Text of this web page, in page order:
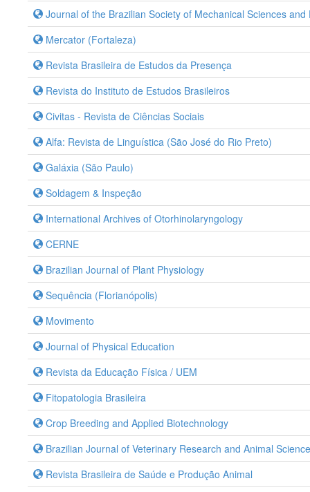
Journal of the Brazilian Society of Mechanical Sciences and
Mercator (Fortaleza)
Revista Brasileira de Estudos da Presença
Revista do Instituto de Estudos Brasileiros
Civitas - Revista de Ciências Sociais
Alfa: Revista de Linguística (São José do Rio Preto)
Galáxia (São Paulo)
Soldagem & Inspeção
International Archives of Otorhinolaryngology
CERNE
Brazilian Journal of Plant Physiology
Sequência (Florianópolis)
Movimento
Journal of Physical Education
Revista da Educação Física / UEM
Fitopatologia Brasileira
Crop Breeding and Applied Biotechnology
Brazilian Journal of Veterinary Research and Animal Science
Revista Brasileira de Saúde e Produção Animal